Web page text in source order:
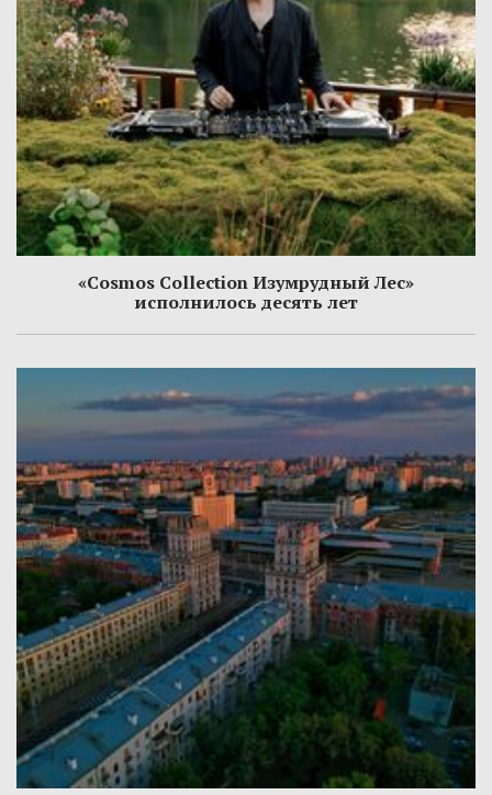
«Cosmos Collection Изумрудный Лес»
исполнилось десять лет